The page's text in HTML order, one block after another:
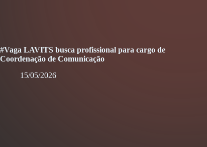
#Vaga LAVITS busca profissional para cargo de
Coordenação de Comunicação
15/05/2026